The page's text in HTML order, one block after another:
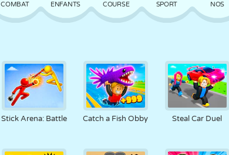
COMBAT ENFANTS COURSE SPORT NOS
DÉFENSE DINOSAURE CONDUITE ÉVASION
MATHS LABYRINTHE MONSTRE MOTO EN LIGNE
Stick Arena: Battle Catch a Fish Obby Steal Car Duel